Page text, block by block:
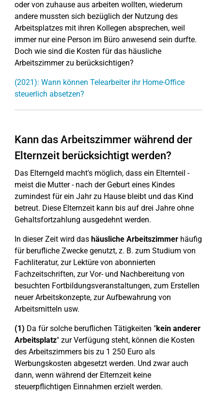
oder von zuhause aus arbeiten wollten, wiederum
andere mussten sich bezüglich der Nutzung des
Arbeitsplatzes mit ihren Kollegen absprechen, weil
immer nur eine Person im Büro anwesend sein durfte.
Doch wie sind die Kosten für das häusliche
Arbeitszimmer zu berücksichtigen?
(2021): Wann können Telearbeiter ihr Home-Office
steuerlich absetzen?
Kann das Arbeitszimmer während der
Elternzeit berücksichtigt werden?
Das Elterngeld macht's möglich, dass ein Elternteil -
meist die Mutter - nach der Geburt eines Kindes
zumindest für ein Jahr zu Hause bleibt und das Kind
betreut. Diese Elternzeit kann bis auf drei Jahre ohne
Gehaltsfortzahlung ausgedehnt werden.
In dieser Zeit wird das häusliche Arbeitszimmer häufig
für berufliche Zwecke genutzt, z. B. zum Studium von
Fachliteratur, zur Lektüre von abonnierten
Fachzeitschriften, zur Vor- und Nachbereitung von
besuchten Fortbildungsveranstaltungen, zum Erstellen
neuer Arbeitskonzepte, zur Aufbewahrung von
Arbeitsmitteln usw.
(1) Da für solche beruflichen Tätigkeiten "kein anderer
Arbeitsplatz" zur Verfügung steht, können die Kosten
des Arbeitszimmers bis zu 1 250 Euro als
Werbungskosten abgesetzt werden. Und zwar auch
dann, wenn während der Elternzeit keine
steuerpflichtigen Einnahmen erzielt werden.